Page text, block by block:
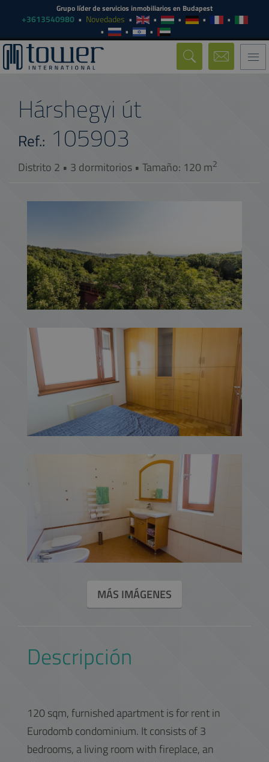
Grupo líder de servicios inmobiliarios en Budapest
+3613540980 Novedades
Hárshegyi út
Ref.: 105903
Distrito 2 • 3 dormitorios • Tamaño: 120 m2
MÁS IMÁGENES
Descripción
120 sqm, furnished apartment is for rent in
Eurodomb condominium. It consists of 3
bedrooms, a living room with fireplace, an